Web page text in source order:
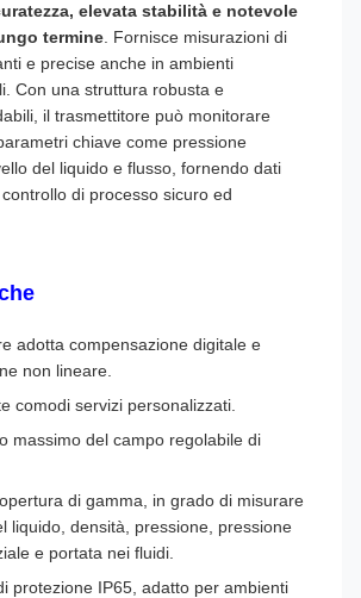
elevata stabilità e notevole
termine . Fornisce misurazioni di
e precise anche in ambienti
Con una struttura robusta e
il trasmettitore può monitorare
chiave come pressione
del liquido e flusso, fornendo dati
di processo sicuro ed
adotta compensazione digitale e
non lineare.
comodi servizi personalizzati.
massimo del campo regolabile di
di gamma, in grado di misurare
liquido, densità, pressione, pressione
e portata nei fluidi.
protezione IP65, adatto per ambienti